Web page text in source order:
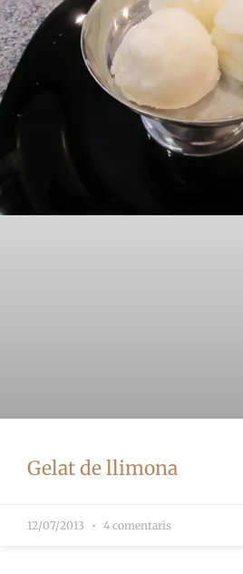
Gelat de llimona
12/07/2013 4 comentaris